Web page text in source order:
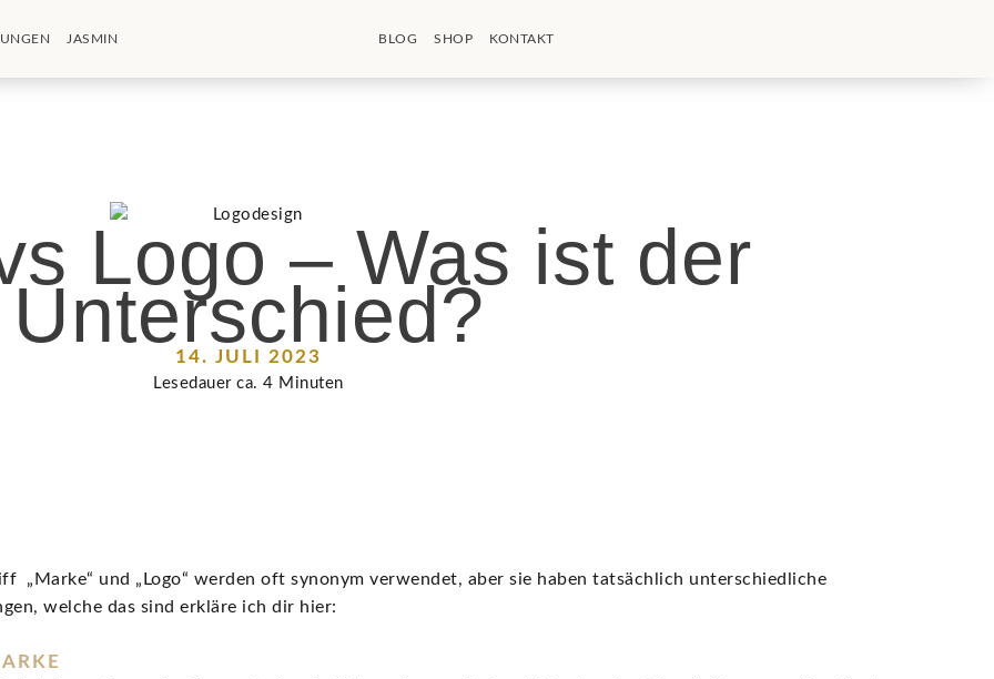
JASMIN BLOG SHOP KONTAKT
Logo – Was ist der
Unterschied?
14. JULI 2023
Lesedauer ca. 4 Minuten
„Marke“ und „Logo“ werden oft synonym verwendet, aber sie haben tatsächlich unterschiedliche
welche das sind erkläre ich dir hier: